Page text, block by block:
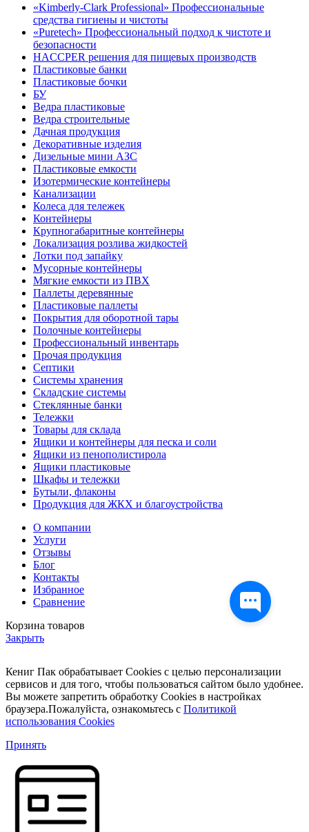
«Kimberly-Clark Professional» Профессиональные
средства гигиены и чистоты
«Puretech» Профессиональный подход к чистоте и
безопасности
HACCPER решения для пищевых производств
Пластиковые банки
Пластиковые бочки
БУ
Ведра пластиковые
Ведра строительные
Дачная продукция
Декоративные изделия
Дизельные мини АЗС
Пластиковые емкости
Изотермические контейнеры
Канализации
Колеса для тележек
Контейнеры
Крупногабаритные контейнеры
Локализация розлива жидкостей
Лотки под запайку
Мусорные контейнеры
Мягкие емкости из ПВХ
Паллеты деревянные
Пластиковые паллеты
Покрытия для оборотной тары
Полочные контейнеры
Профессиональный инвентарь
Прочая продукция
Септики
Системы хранения
Складские системы
Стеклянные банки
Тележки
Товары для склада
Ящики и контейнеры для песка и соли
Ящики из пенополистирола
Ящики пластиковые
Шкафы и тележки
Бутыли, флаконы
Продукция для ЖКХ и благоустройства
О компании
Услуги
Отзывы
Блог
Контакты
Избранное
Сравнение
Корзина товаров
Закрыть
Кениг Пак обрабатывает Cookies с целью персонализации
сервисов и для того, чтобы пользоваться сайтом было удобнее.
Вы можете запретить обработку Cookies в настройках
браузера.Пожалуйста, ознакомьтесь с Политикой
использования Cookies
Принять